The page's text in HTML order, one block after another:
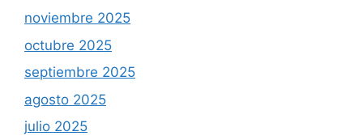
noviembre 2025
octubre 2025
septiembre 2025
agosto 2025
julio 2025